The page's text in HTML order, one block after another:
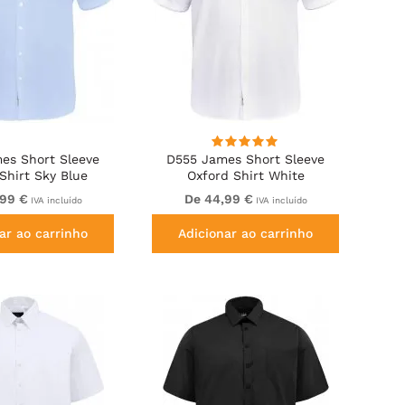
Short Sleeve
Sky Blue
€ IVA incluído
ao carrinho
D555 James Short Sleeve
Oxford Shirt White
De 44,99 € IVA incluído
Adicionar ao carrinho